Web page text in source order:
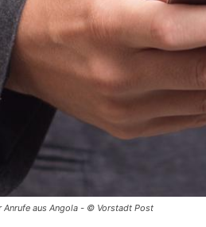
aus Angola - © Vorstadt Post